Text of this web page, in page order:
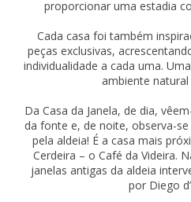
proporcionar uma estadia
Cada casa foi também
peças exclusivas,
individualidade a cada uma.
ambiente natural
Da Casa da Janela, de dia,
da fonte e, de noite, observa-
pela aldeia! É a casa mais
Cerdeira – o Café da Videira.
janelas antigas da aldeia
por Diego